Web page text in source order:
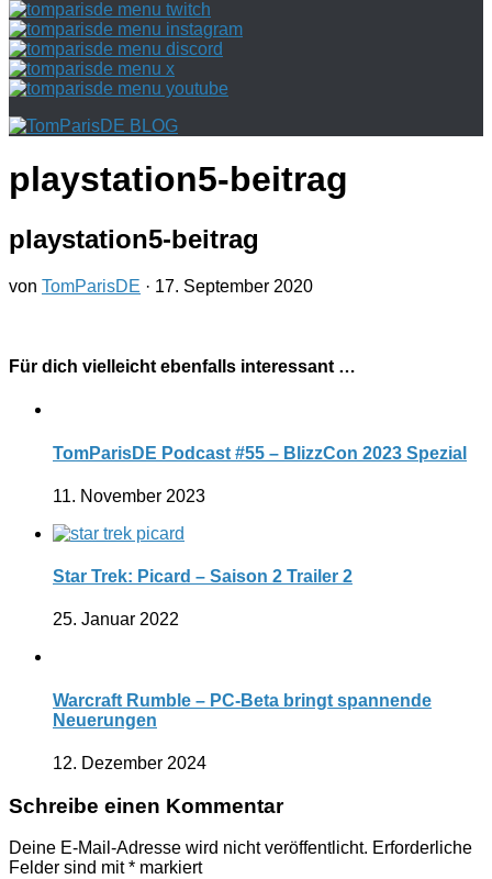
playstation5-beitrag
playstation5-beitrag
von TomParisDE · 17. September 2020
Für dich vielleicht ebenfalls interessant …
TomParisDE Podcast #55 – BlizzCon 2023 Spezial
11. November 2023
Star Trek: Picard – Saison 2 Trailer 2
25. Januar 2022
Warcraft Rumble – PC-Beta bringt spannende
Neuerungen
12. Dezember 2024
Schreibe einen Kommentar
Deine E-Mail-Adresse wird nicht veröffentlicht. Erforderliche
Felder sind mit* markiert